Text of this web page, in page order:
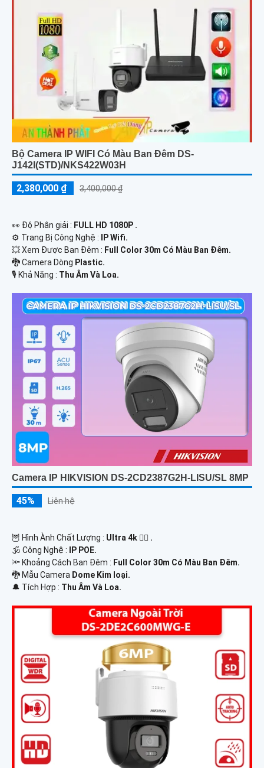
Bộ Camera IP WIFI Có Màu Ban Đêm DS-
J142I(STD)/NKS422W03H
2,380,000 ₫ 3,400,000 ₫
️👀 Độ Phân giải : FULL HD 1080P .
⚙ Trang Bị Công Nghệ :
IP Wifi.
💥 Xem Được Ban Đêm : Full Color 30m Có Màu Ban Ðêm.
🐉️ Camera Dòng Plastic.
️🎙 Khả Năng : Thu Âm Và Loa.
Camera IP HIKVISION DS-2CD2387G2H-LISU/SL 8MP
45% Liên hệ
🦉 Hình Ành Chất Lượng : Ultra 4k 👍🏾 .
🕉️ Công Nghệ :
IP POE.
🔦 Khoảng Cách Ban Đêm : Full Color 30m Có Màu Ban Ðêm.
🐉️ Mẫu Camera Dome Kim loại.
️🔔 Tích Hợp : Thu Âm Và Loa.